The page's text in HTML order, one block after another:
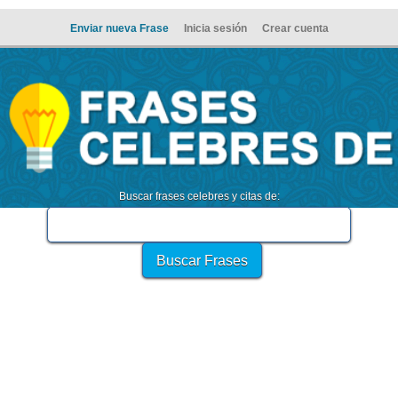
Enviar nueva Frase Inicia sesión Crear cuenta
Buscar frases celebres y citas de: